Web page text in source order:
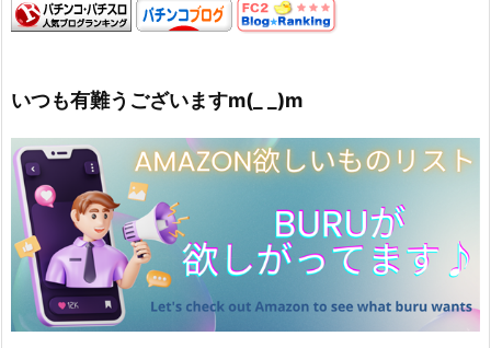
いつも有難うございますm(_ _)m